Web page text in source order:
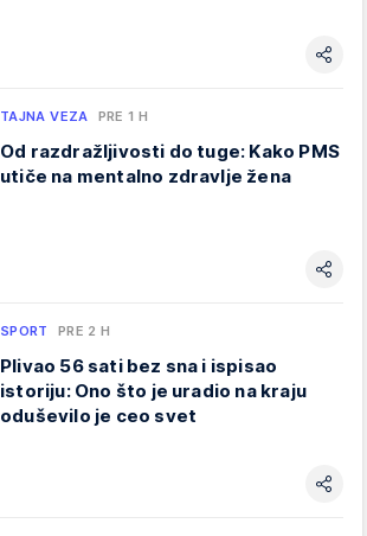
TAJNA VEZA PRE 1 H
Od razdražljivosti do tuge: Kako PMS
utiče na mentalno zdravlje žena
SPORT PRE 2 H
Plivao 56 sati bez sna i ispisao
istoriju: Ono što je uradio na kraju
oduševilo je ceo svet